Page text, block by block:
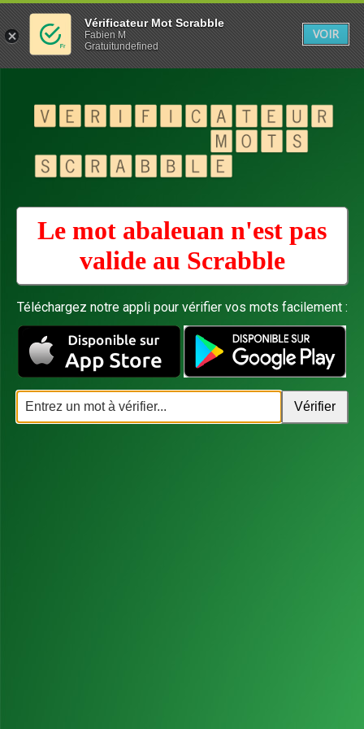
Le mot abaleuan n'est pas
valide au Scrabble
Téléchargez notre appli pour vérifier vos mots facilement :
Vérificateur Mot Scrabble
Fabien M
Gratuitundefined
VOIR